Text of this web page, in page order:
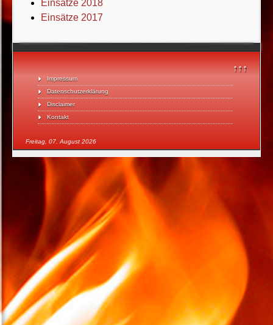
↑↑↑
Impressum
Datenschutzerklärung
Disclaimer
Kontakt
Freitag, 07. August 2026
Einsätze 2018
Einsätze 2017